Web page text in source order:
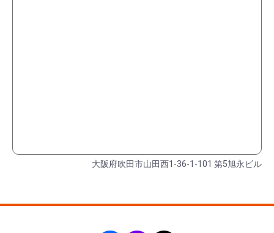
大阪府吹田市山田西1-36-1-101 第5旭永ビル